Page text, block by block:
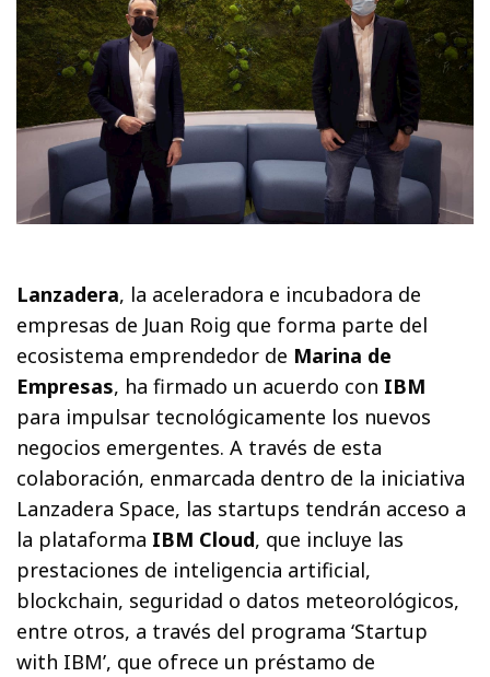
Lanzadera, la aceleradora e incubadora de
empresas de Juan Roig que forma parte del
ecosistema emprendedor de Marina de
Empresas, ha firmado un acuerdo con IBM
para impulsar tecnológicamente los nuevos
negocios emergentes. A través de esta
colaboración, enmarcada dentro de la iniciativa
Lanzadera Space, las startups tendrán acceso a
la plataforma IBM Cloud, que incluye las
prestaciones de inteligencia artificial,
blockchain, seguridad o datos meteorológicos,
entre otros, a través del programa ‘Startup
with IBM’, que ofrece un préstamo de